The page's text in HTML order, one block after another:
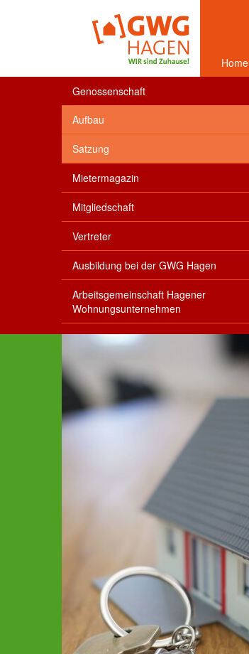
Home
Genossenschaft
Aufbau
Satzung
Mietermagazin
Mitgliedschaft
Vertreter
Ausbildung bei der GWG Hagen
Arbeitsgemeinschaft Hagener
Wohnungsunternehmen